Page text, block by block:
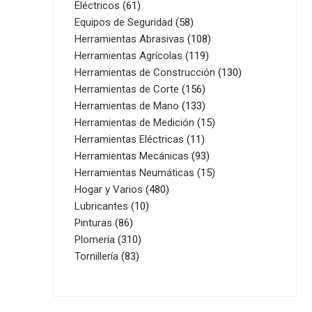
Eléctricos 6161
productos
Equipos de Seguridad 5858
productos
Herramientas Abrasivas 108108
productos
Herramientas Agrícolas 119119
productos
Herramientas de Construcción 130130
Herramientas de Corte 156156
productos
Herramientas de Mano 133133
productos
Herramientas de Medición 1515
Herramientas Eléctricas 1111
productos
Herramientas Mecánicas 9393
productos
Herramientas Neumáticas 1515
Hogar y Varios 480480
Lubricantes 1010
Pinturas 8686
productos
Plomería 310310
productos
Tornillería 8383